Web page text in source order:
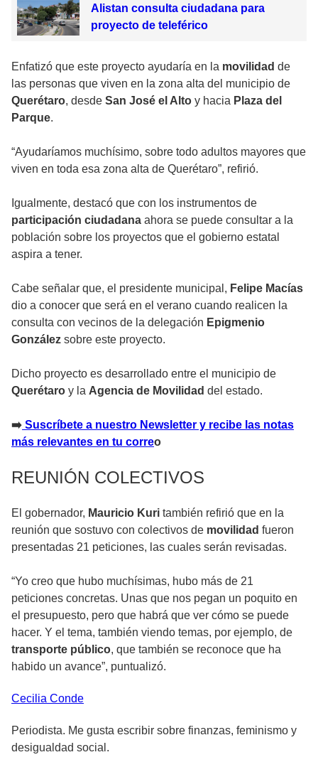
Alistan consulta ciudadana para
proyecto de teleférico
Enfatizó que este proyecto ayudaría en la movilidad de
las personas que viven en la zona alta del municipio de
Querétaro, desde San José el Alto y hacia Plaza del
Parque.
“Ayudaríamos muchísimo, sobre todo adultos mayores que
viven en toda esa zona alta de Querétaro”, refirió.
Igualmente, destacó que con los instrumentos de
participación ciudadana ahora se puede consultar a la
población sobre los proyectos que el gobierno estatal
aspira a tener.
Cabe señalar que, el presidente municipal, Felipe Macías
dio a conocer que será en el verano cuando realicen la
consulta con vecinos de la delegación Epigmenio
González sobre este proyecto.
Dicho proyecto es desarrollado entre el municipio de
Querétaro y la Agencia de Movilidad del estado.
➡️ Suscríbete a nuestro Newsletter y recibe las notas
más relevantes en tu correo
REUNIÓN COLECTIVOS
El gobernador, Mauricio Kuri también refirió que en la
reunión que sostuvo con colectivos de movilidad fueron
presentadas 21 peticiones, las cuales serán revisadas.
“Yo creo que hubo muchísimas, hubo más de 21
peticiones concretas. Unas que nos pegan un poquito en
el presupuesto, pero que habrá que ver cómo se puede
hacer. Y el tema, también viendo temas, por ejemplo, de
transporte público, que también se reconoce que ha
habido un avance”, puntualizó.
Cecilia Conde
Periodista. Me gusta escribir sobre finanzas, feminismo y
desigualdad social.